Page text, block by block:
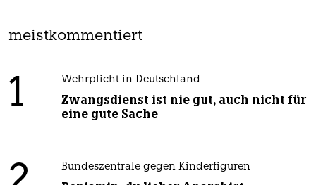
meistkommentiert
1 Wehrplicht in Deutschland
Zwangsdienst ist nie gut, auch nicht für
eine gute Sache
Bundeszentrale gegen Kinderfiguren